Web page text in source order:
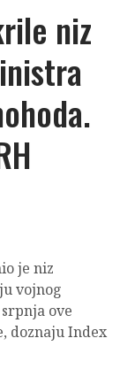
niz
je niz
vojnog
ove
doznaju Index